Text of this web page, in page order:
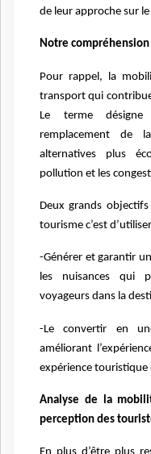
de leur approche sur
Notre
Pour rappel, la
transport qui
Le terme
remplacement de
alternatives plus
pollution et les
Deux grands
tourisme c’est
-Générer et garantir
les nuisances qui
voyageurs dans la
-Le convertir en
améliorant
expérience touristique
Analyse de la
perception des